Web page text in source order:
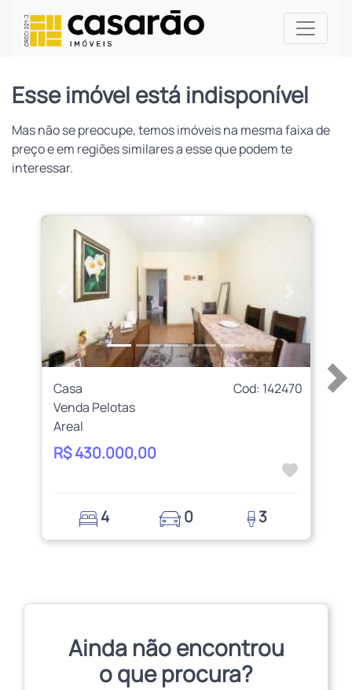
Esse imóvel está indisponível
Mas não se preocupe, temos imóveis na mesma faixa de
preço e em regiões similares a esse que podem te
interessar.
Anterior
Casa
Cod: 142470
Venda Pelotas
Areal
R$ 430.000,00
4 0 3
Ainda não encontrou
o que procura?